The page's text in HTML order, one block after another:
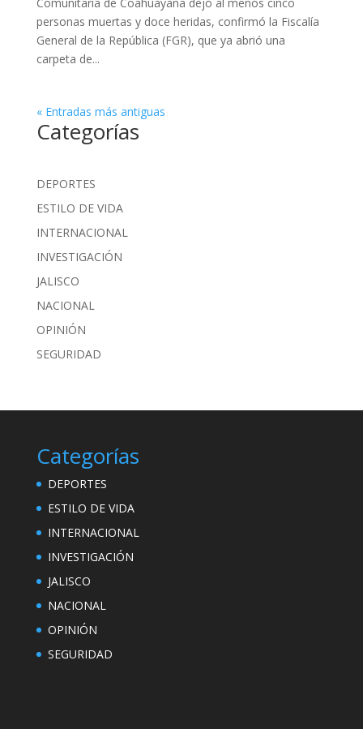
personas muertas y doce heridas, confirmó la Fiscalía
General de la República (FGR), que ya abrió una
carpeta de...
« Entradas más antiguas
Categorías
DEPORTES
ESTILO DE VIDA
INTERNACIONAL
INVESTIGACIÓN
JALISCO
NACIONAL
OPINIÓN
SEGURIDAD
Categorías
DEPORTES
ESTILO DE VIDA
INTERNACIONAL
INVESTIGACIÓN
JALISCO
NACIONAL
OPINIÓN
SEGURIDAD